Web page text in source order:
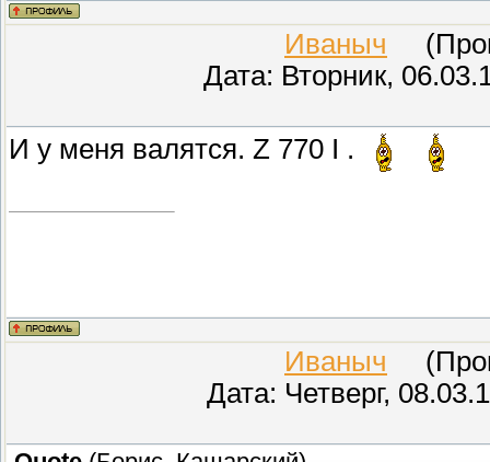
Иваныч
Дата: Вторник,
И у меня валятся. Z 770 I .
Иваныч
Дата: Четверг,